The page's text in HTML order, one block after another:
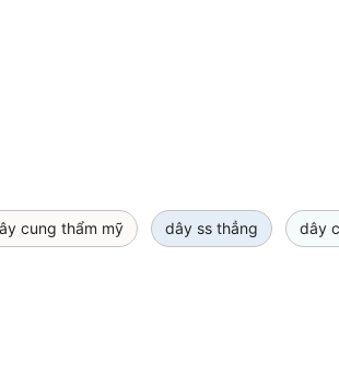
cung thẩm mỹ dây ss thẳng dây